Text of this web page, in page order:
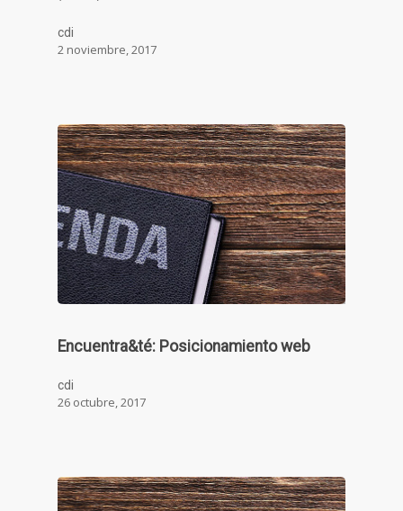
cdi
2 noviembre, 2017
Encuentra&té: Posicionamiento web
cdi
26 octubre, 2017